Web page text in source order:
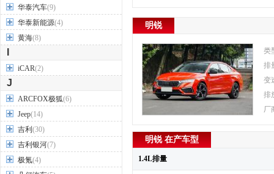
华泰汽车(9)
华泰新能源(4)
黄海(8)
iCAR(2)
J
ARCFOX极狐(6)
Jeep(14)
吉利 (30)
吉利银河(7)
极氪(4)
明锐
类
排
变
排
厂
明锐 在产车型
1.4L排量